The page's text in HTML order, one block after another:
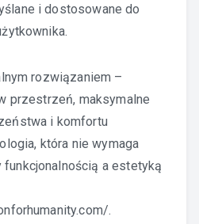
i dostosowane do
rozwiązaniem –
przestrzeń, maksymalne
i komfortu
która nie wymaga
a estetyką
.